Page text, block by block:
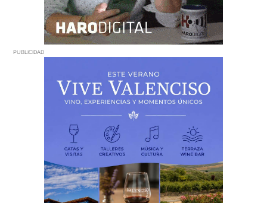
PUBLICIDAD